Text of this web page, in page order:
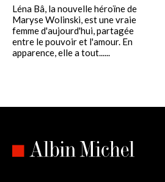
Léna Bâ, la nouvelle héroïne de
Maryse Wolinski, est une vraie
femme d'aujourd'hui, partagée
entre le pouvoir et l'amour. En
apparence, elle a tout......